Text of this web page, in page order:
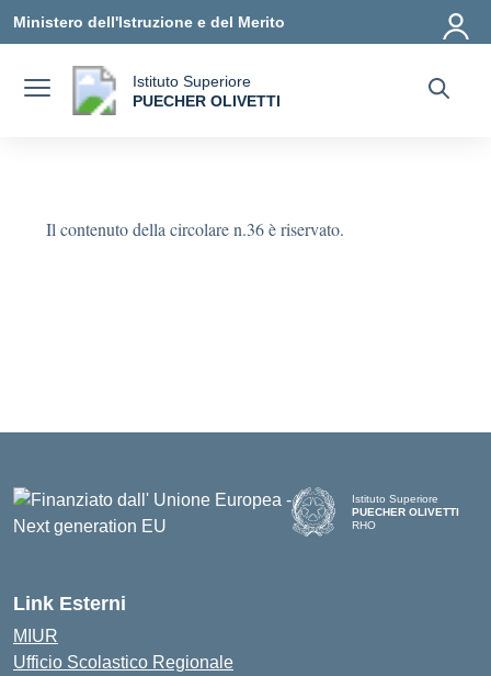
Ministero dell'Istruzione e del Merito
Istituto Superiore
PUECHER OLIVETTI
Il contenuto della circolare n.36 è riservato.
Istituto Superiore
PUECHER OLIVETTI
RHO
Link Esterni
MIUR
Ufficio Scolastico Regionale